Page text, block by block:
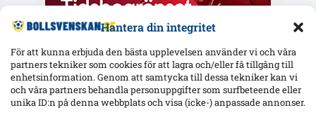
Hantera din integritet
För att kunna erbjuda den bästa upplevelsen använder vi och våra
partners tekniker som cookies för att lagra och/eller få tillgång till
enhetsinformation. Genom att samtycka till dessa tekniker kan vi
och våra partners behandla personuppgifter som surfbeteende eller
unika ID:n på denna webbplats och visa (icke-) anpassade annonser.
Senaste